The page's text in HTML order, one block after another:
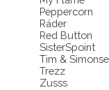
Peppercorn
Räder
Red Button
SisterSpoint
Tim &
Trezz
Zusss